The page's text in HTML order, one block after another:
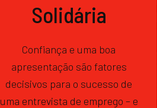
Solidária
Confiança e uma boa
apresentação são fatores
decisivos para o sucesso de
uma entrevista de emprego – e